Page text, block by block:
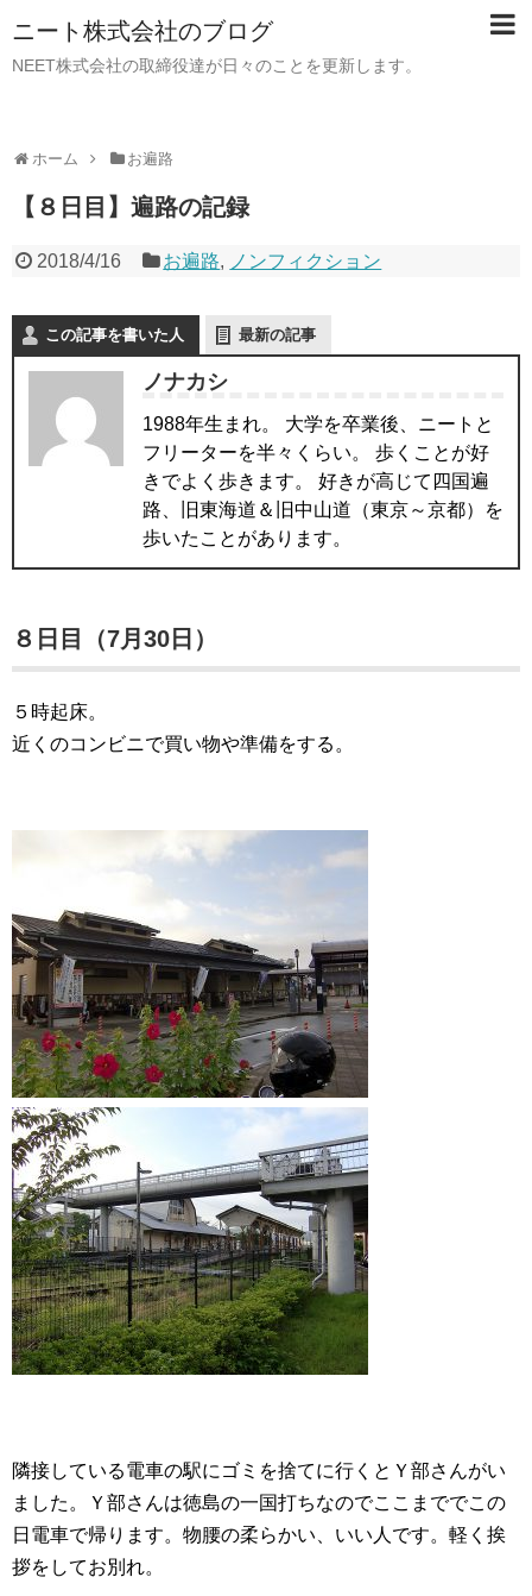
ニート株式会社のブログ
NEET株式会社の取締役達が日々のことを更新します。
ホーム お遍路
【８日目】遍路の記録
2018/4/16 お遍路, ノンフィクション
この記事を書いた人 最新の記事
ノナカシ
1988年生まれ。 大学を卒業後、ニートと
フリーターを半々くらい。 歩くことが好
きでよく歩きます。 好きが高じて四国遍
路、旧東海道＆旧中山道（東京～京都）を
歩いたことがあります。
８日目（7月30日）
５時起床。
近くのコンビニで買い物や準備をする。
隣接している電車の駅にゴミを捨てに行くとＹ部さんがい
ました。Ｙ部さんは徳島の一国打ちなのでここまででこの
日電車で帰ります。物腰の柔らかい、いい人です。軽く挨
拶をしてお別れ。